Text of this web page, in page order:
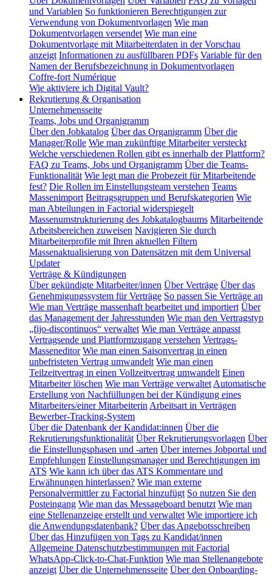
und Variablen So funktionieren Berechtigungen zur
Verwendung von Dokumentvorlagen Wie man
Dokumentvorlagen versendet Wie man eine
Dokumentvorlage mit Mitarbeiterdaten in der Vorschau
anzeigt Informationen zu ausfüllbaren PDFs Variable für den
Namen der Berufsbezeichnung in Dokumentvorlagen
Coffre-fort Numérique
Wie aktiviere ich Digital Vault?
Rekrutierung & Organisation
Unternehmensseite
Teams, Jobs und Organigramm
Über den Jobkatalog Über das Organigramm Über die
Manager/Rolle Wie man zukünftige Mitarbeiter versteckt
Welche verschiedenen Rollen gibt es innerhalb der Plattform?
FAQ zu Teams, Jobs und Organigramm Über die Teams-
Funktionalität Wie legt man die Probezeit für Mitarbeitende
fest? Die Rollen im Einstellungsteam verstehen Teams
Massenimport Beitragsgruppen und Berufskategorien Wie
man Abteilungen in Factorial widerspiegelt
Massenumstrukturierung des Jobkatalogbaums Mitarbeitende
Arbeitsbereichen zuweisen Navigieren Sie durch
Mitarbeiterprofile mit Ihren aktuellen Filtern
Massenaktualisierung von Datensätzen mit dem Universal
Updater
Verträge & Kündigungen
Über gekündigte Mitarbeiter/innen Über Verträge Über das
Genehmigungssystem für Verträge So passen Sie Verträge an
Wie man Verträge massenhaft bearbeitet und importiert Über
das Management der Jahresstunden Wie man den Vertragstyp
„fijo-discontinuos“ verwaltet Wie man Verträge anpasst
Vertragsende und Plattformzugang verstehen Vertrags-
Masseneditor Wie man einen Saisonvertrag in einen
unbefristeten Vertrag umwandelt Wie man einen
Teilzeitvertrag in einen Vollzeitvertrag umwandelt Einen
Mitarbeiter löschen Wie man Verträge verwaltet Automatische
Erstellung von Nachfüllungen bei der Kündigung eines
Mitarbeiters/einer Mitarbeiterin Arbeitsart in Verträgen
Bewerber-Tracking-System
Über die Datenbank der Kandidat:innen Über die
Rekrutierungsfunktionalität Über Rekrutierungsvorlagen Über
die Einstellungsphasen und -arten Über internes Jobportal und
Empfehlungen Einstellungsmanager und Berechtigungen im
ATS Wie kann ich über das ATS Kommentare und
Erwähnungen hinterlassen? Wie man externe
Personalvermittler zu Factorial hinzufügt So nutzen Sie den
Posteingang Wie man das Messageboard benutzt Wie man
eine Stellenanzeige erstellt und verwaltet Wie importiere ich
die Anwendungsdatenbank? Über das Angebotsschreiben
Über das Hinzufügen von Tags zu Kandidat/innen
Allgemeine Datenschutzbestimmungen mit Factorial
WhatsApp-Click-to-Chat-Funktion Wie man Stellenangebote
anzeigt Über die Unternehmensseite Über den Onboarding-